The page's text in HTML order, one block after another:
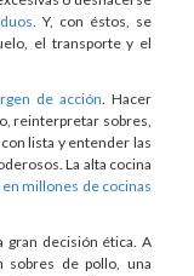
. Y, con éstos, se
el transporte y el
de acción . Hacer
reinterpretar sobres,
lista y entender las
La alta cocina
millones de cocinas
gran decisión ética. A
sobres de pollo, una